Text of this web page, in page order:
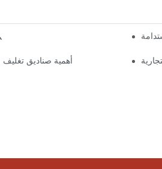
لماذا تُعدّ الصناديق ذات الإغلاق
أهمية صناديق تغليف